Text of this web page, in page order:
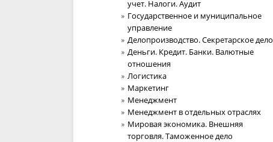
учет. Налоги. Аудит
Государственное и муниципальное
управление
Делопроизводство. Секретарское дело
Деньги. Кредит. Банки. Валютные
отношения
Логистика
Маркетинг
Менеджмент
Менеджмент в отдельных отраслях
Мировая экономика. Внешняя
торговля. Таможенное дело